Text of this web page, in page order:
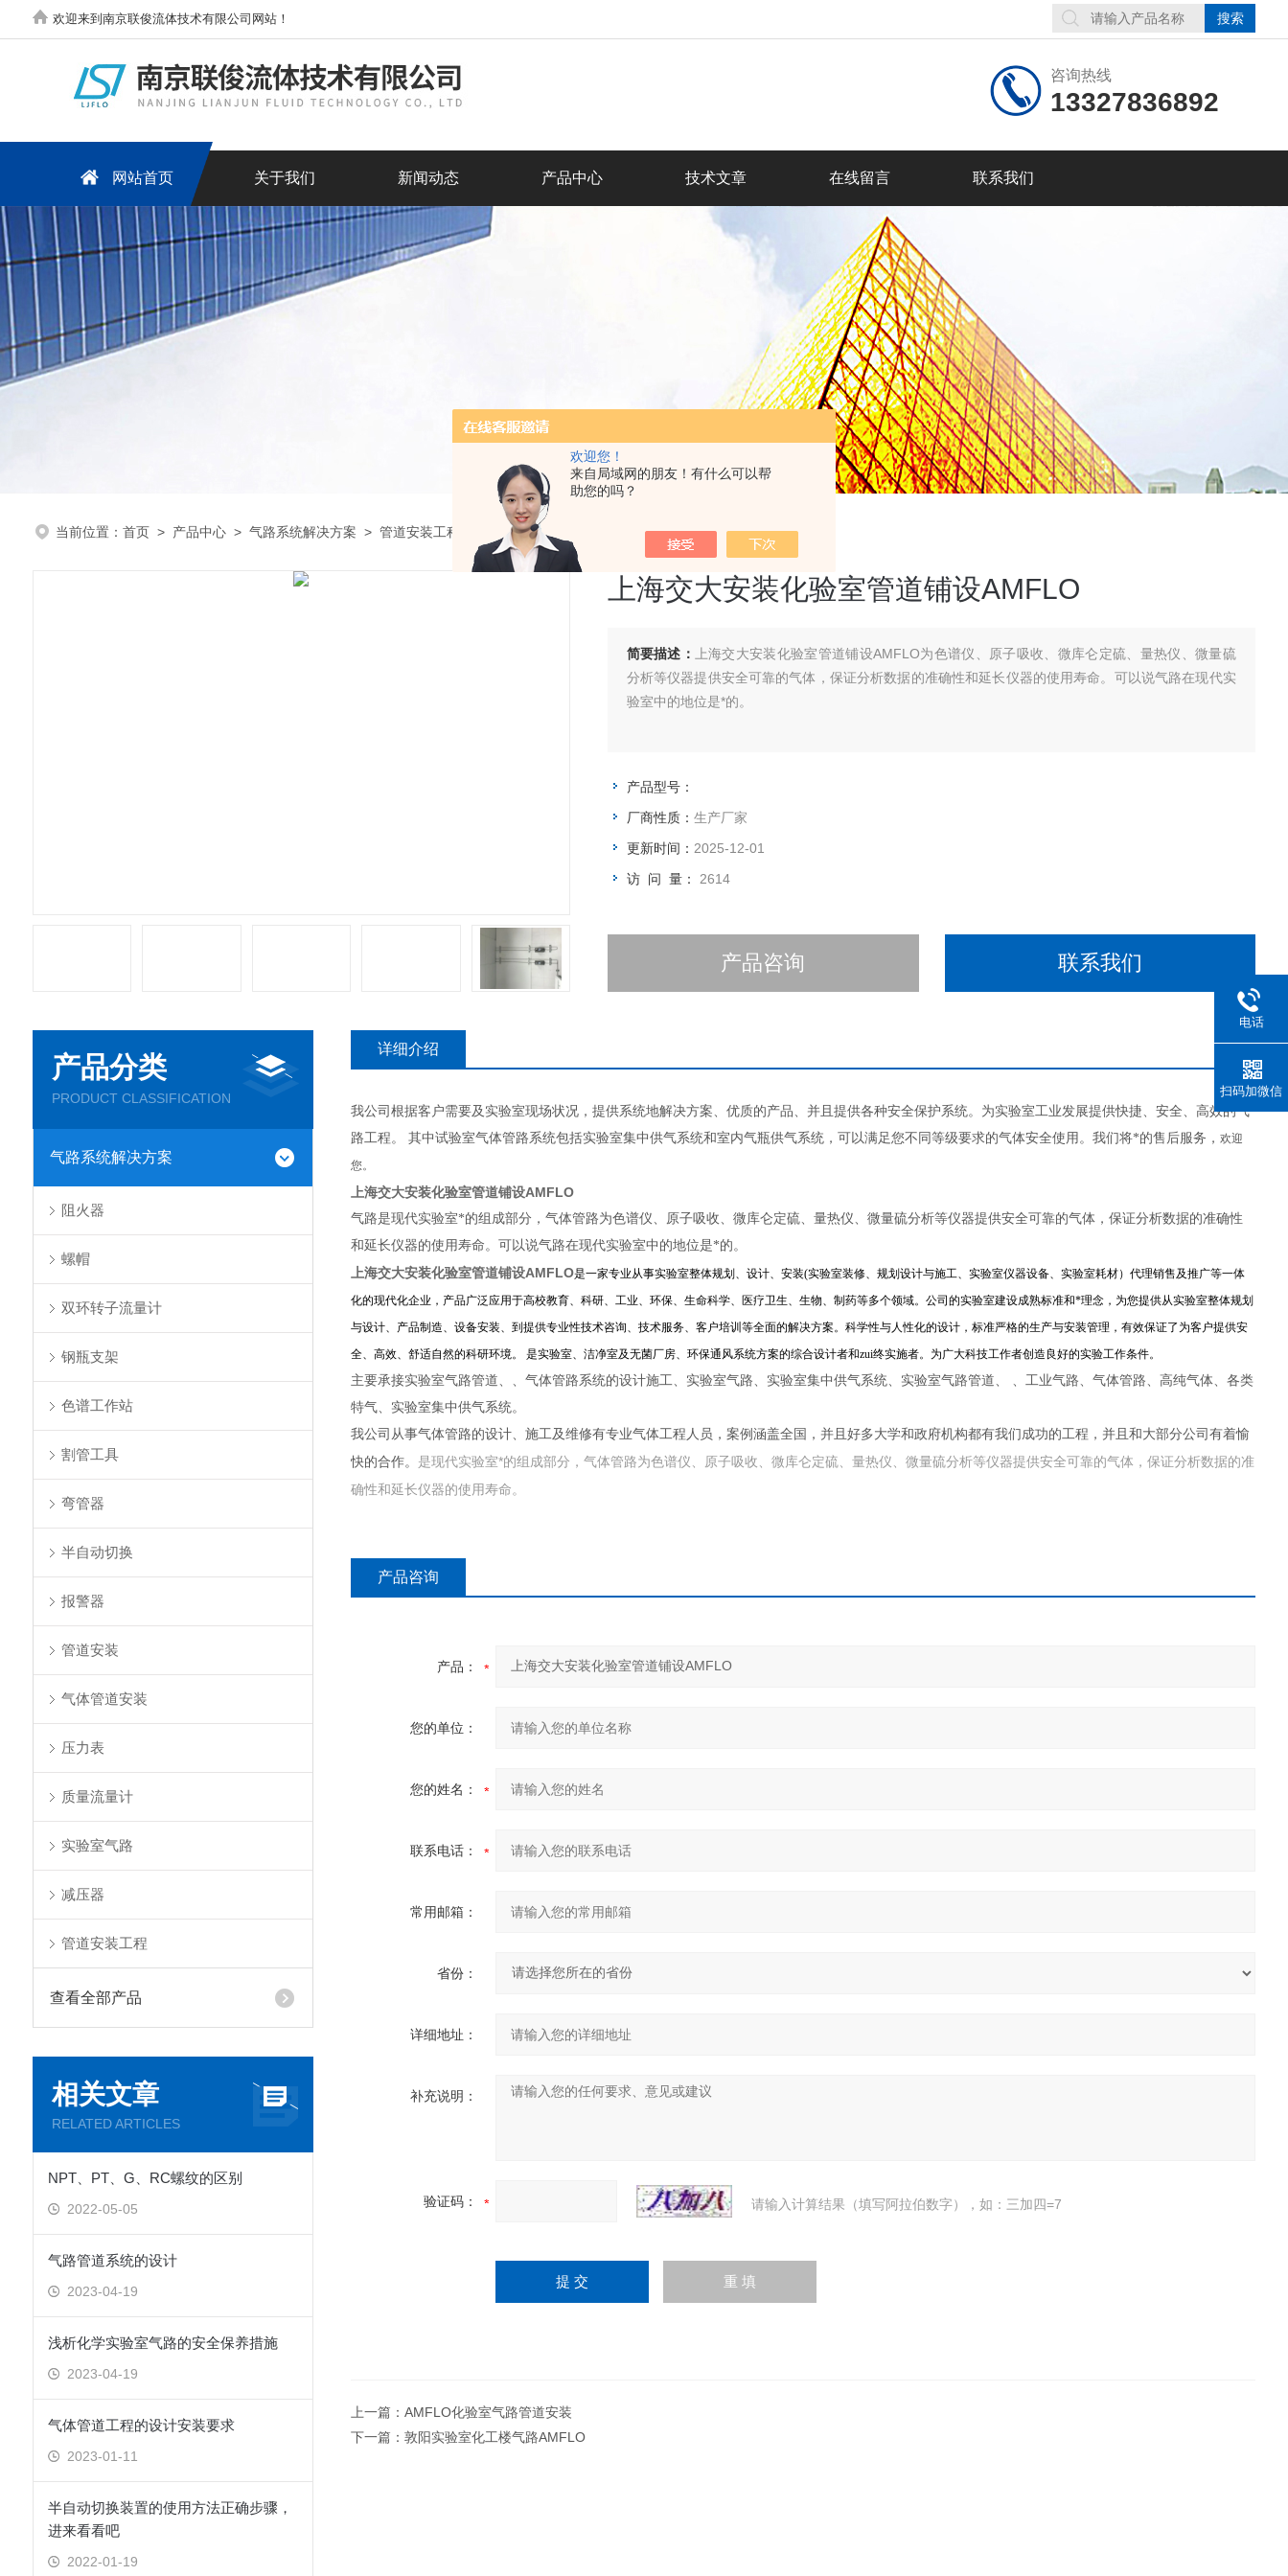
欢迎您！
来自局域网的朋友！有什么可以帮
助您的吗？
欢迎来到南京联俊流体技术有限公司网站！
咨询热线
13327836892
网站首页 关于我们 新闻动态 产品中心 技术文章 在线留言 联系我们
当前位置： 首页> 产品中心> 气路系统解决方案 > 管道安装工程 上海交大安装化验室管道铺设AMFLO
上海交大安装化验室管道铺设AMFLO
简要描述：
上海交大安装化验室管道铺设AMFLO为色谱仪、原子吸收、微库仑定硫、量热仪、微量硫
分析等仪器提供安全可靠的气体，保证分析数据的准确性和延长仪器的使用寿命。可以说气路在现代实
验室中的地位是*的。
产品型号：
厂商性质： 生产厂家
更新时间： 2025-12-01
访 问 量： 2614
产品咨询 联系我们
产品分类
PRODUCT CLASSIFICATION
气路系统解决方案
阻火器
螺帽
双环转子流量计
钢瓶支架
色谱工作站
割管工具
弯管器
半自动切换
报警器
管道安装
气体管道安装
压力表
质量流量计
实验室气路
减压器
管道安装工程
查看全部产品
相关文章
RELATED ARTICLES
NPT、PT、G、RC螺纹的区别
2022-05-05
气路管道系统的设计
2023-04-19
浅析化学实验室气路的安全保养措施
2023-04-19
气体管道工程的设计安装要求
2023-01-11
半自动切换装置的使用方法正确步骤，
进来看看吧
2022-01-19
详细介绍
我公司根据客户需要及实验室现场状况，提供系统地解决方案、优质的产品、并且提供各种安全保护系统。为实验室工业发展提供快捷、安全、高效的气
路工程。 其中试验室气体管路系统包括实验室集中供气系统和室内气瓶供气系统，可以满足您不同等级要求的气体安全使用。我们将*的售后服务， 欢迎
您。
上海交大安装化验室管道铺设AMFLO
气路是现代实验室*的组成部分，气体管路为色谱仪、原子吸收、微库仑定硫、量热仪、微量硫分析等仪器提供安全可靠的气体，保证分析数据的准确性
和延长仪器的使用寿命。可以说气路在现代实验室中的地位是*的。
上海交大安装化验室管道铺设AMFLO是一家专业从事实验室整体规划、设计、安装(实验室装修、规划设计与施工、实验室仪器设备、实验室耗材）代理销售及推广等一体
化的现代化企业，产品广泛应用于高校教育、科研、工业、环保、生命科学、医疗卫生、生物、制药等多个领域。公司的实验室建设成熟标准和*理念，为您提供从实验室整体规划
与设计、产品制造、设备安装、到提供专业性技术咨询、技术服务、客户培训等全面的解决方案。科学性与人性化的设计，标准严格的生产与安装管理，有效保证了为客户提供安
全、高效、舒适自然的科研环境。 是实验室、洁净室及无菌厂房、环保通风系统方案的综合设计者和zui终实施者。为广大科技工作者创造良好的实验工作条件。
主要承接实验室气路管道、、气体管路系统的设计施工、实验室气路、实验室集中供气系统、实验室气路管道、 、工业气路、气体管路、高纯气体、各类
特气、实验室集中供气系统。
我公司从事气体管路的设计、施工及维修有专业气体工程人员，案例涵盖全国，并且好多大学和政府机构都有我们成功的工程，并且和大部分公司有着愉
快的合作。 是现代实验室*的组成部分，气体管路为色谱仪、原子吸收、微库仑定硫、量热仪、微量硫分析等仪器提供安全可靠的气体，保证分析数据的准
确性和延长仪器的使用寿命。
产品咨询
产品：
您的单位：
您的姓名：
联系电话：
常用邮箱：
省份：
详细地址：
补充说明：
验证码： 请输入计算结果（填写阿拉伯数字），如：三加四=7
上一篇： AMFLO化验室气路管道安装
下一篇： 敦阳实验室化工楼气路AMFLO
电话
扫码加微信